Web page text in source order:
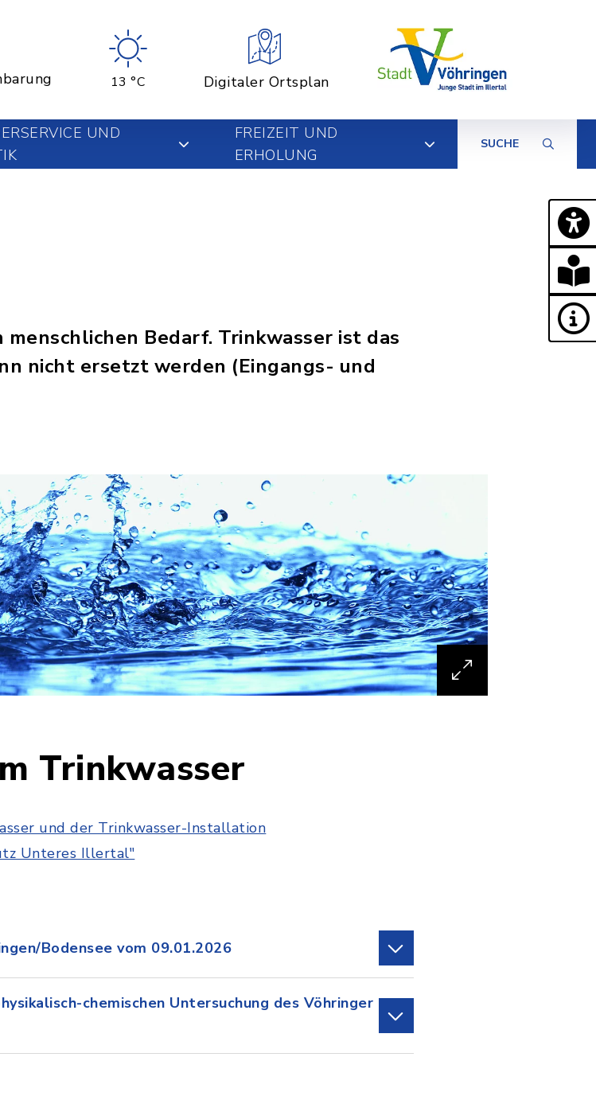
13 °C Digitaler Ortsplan
UND
FREIZEIT UND
ERHOLUNG
SUCHE
Bedarf. Trinkwasser ist das
nicht ersetzt werden (Eingangs- und
Trinkwasser
und der Trinkwasser-Installation
Unteres Illertal"
Bodensee vom 09.01.2026
chemischen Untersuchung des Vöhringer